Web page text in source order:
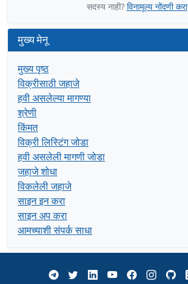
सदस्य नाही? विनामूल्य नोंदणी करा
मुख्य मेनू
मुख्य पृष्ठ
विक्रीसाठी जहाजे
हवी असलेल्या मागण्या
श्रेणी
किंमत
विक्री लिस्टिंग जोडा
हवी असलेली मागणी जोडा
जहाजे शोधा
विकलेली जहाजे
साइन इन करा
साइन अप करा
आमच्याशी संपर्क साधा